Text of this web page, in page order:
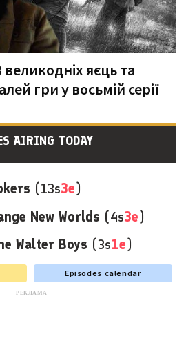
яєць та
гри у восьмій серії
AIRING TODAY
(13s3e)
New Worlds (4s3e)
Walter Boys (3s1e)
Episodes calendar
РЕКЛАМА